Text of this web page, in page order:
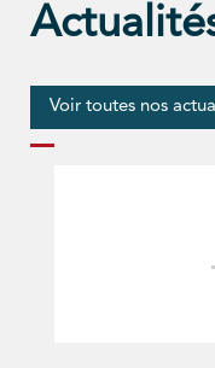
Voir toutes nos